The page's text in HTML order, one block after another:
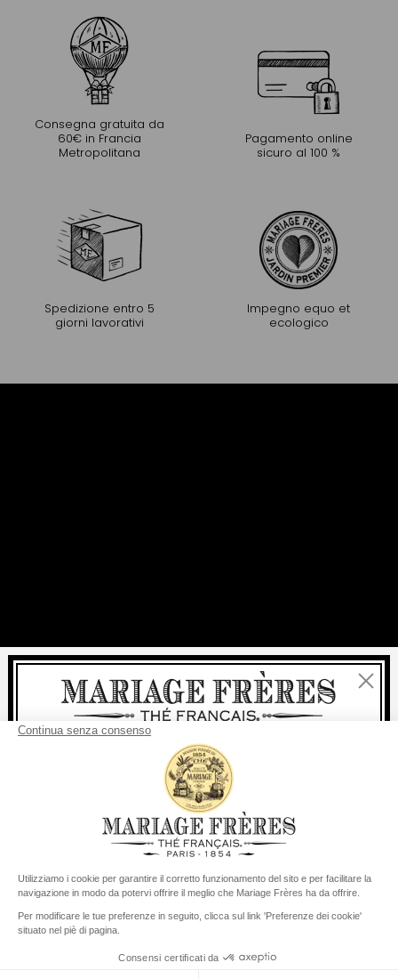
Consegna gratuita da
60€ in Francia
Metropolitana
Pagamento online
sicuro al 100 %
Spedizione entro 5
giorni lavorativi
Impegno equo et
ecologico
Chiudi
Benvenuti
Per ogni acquisto, laconsegna
da 60 € in Francia Metropolitana
per il resto del mondo
Il suo paese di consegna è definito suStati Uniti
Cambiare il paese/la regione